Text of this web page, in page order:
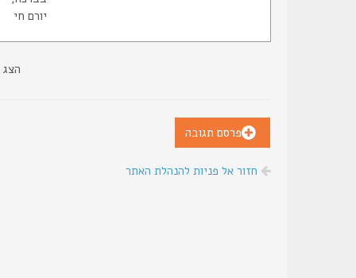
יורם חי
פרסם תגובה
חזור אל פניות להנהלת האתר